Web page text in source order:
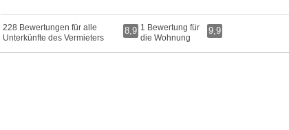
228 Bewertungen für alle
Unterkünfte des Vermieters
8,9 1 Bewertung für
die Wohnung
9,9